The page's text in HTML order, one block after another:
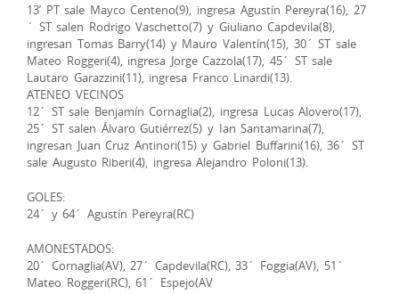
13’ PT sale Mayco Centeno(9), ingresa Agustín Pereyra(16), 27
´ ST salen Rodrigo Vaschetto(7) y Giuliano Capdevila(8),
ingresan Tomas Barry(14) y Mauro Valentín(15), 30´ ST sale
Mateo Roggeri(4), ingresa Jorge Cazzola(17), 45´ ST sale
Lautaro Garazzini(11), ingresa Franco Linardi(13).
ATENEO VECINOS
12´ ST sale Benjamín Cornaglia(2), ingresa Lucas Alovero(17),
25´ ST salen Álvaro Gutiérrez(5) y Ian Santamarina(7),
ingresan Juan Cruz Antinori(15) y Gabriel Buffarini(16), 36´ ST
sale Augusto Riberi(4), ingresa Alejandro Poloni(13).
GOLES:
24´ y 64´ Agustín Pereyra(RC)
AMONESTADOS:
20´ Cornaglia(AV), 27´ Capdevila(RC), 33´ Foggia(AV), 51´
Mateo Roggeri(RC), 61´ Espejo(AV